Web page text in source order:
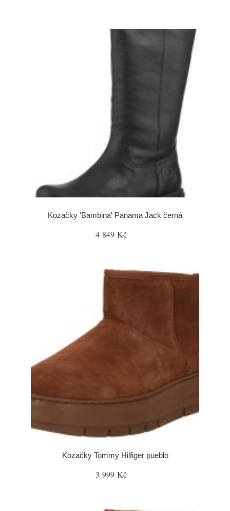
Kozačky 'Bambina' Panama Jack černá
4 849 Kč
Kozačky Tommy Hilfiger pueblo
3 999 Kč